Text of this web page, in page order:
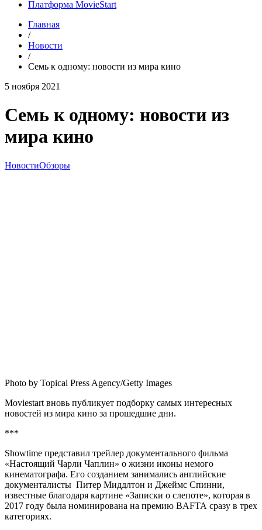
Платформа MovieStart
Главная
/
Новости
/
Семь к одному: новости из мира кино
5 ноября 2021
Семь к одному: новости из
мира кино
НовостиОбзоры
Photo by Topical Press Agency/Getty Images
Moviestart вновь публикует подборку самых интересных
новостей из мира кино за прошедшие дни.
***
Showtime представил трейлер документального фильма
«Настоящий Чарли Чаплин» о жизни иконы немого
кинематографа. Его созданием занимались английские
документалисты Питер Миддлтон и Джеймс Спинни,
известные благодаря картине «Записки о слепоте», которая в
2017 году была номинирована на премию BAFTA сразу в трех
категориях.